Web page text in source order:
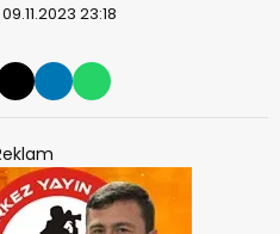
09.11.2023 23:18